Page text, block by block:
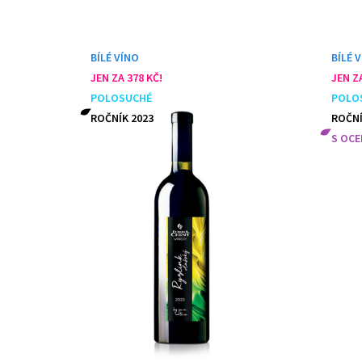
BÍLÉ VÍNO
JEN ZA 378 KČ!
POLOSUCHÉ
ROČNÍK 2023
BÍLÉ
JEN
S